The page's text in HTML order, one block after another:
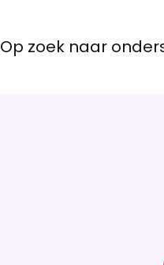
Op zoek naar